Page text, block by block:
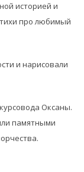
историей и
про любимый
и нарисовали
Оксаны.
памятными